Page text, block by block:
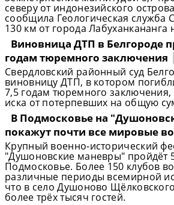
северу от индонезийского
сообщила Геологическая служба
130 км от города Лабуханкананга
Виновница ДТП в Белгороде
годам тюремного заключения
Свердловский районный суд
виновницу ДТП, в котором
7,5 годам тюремного заключения,
иска от потерпевших на общую
В Подмосковье на
покажут почти все мировые
Крупный военно-исторический
"Душоновские маневры" пройдёт
Подмосковье. Более 150 клубов
различные периоды всемирной
что в село Душоново
более трёх тысяч гостей.